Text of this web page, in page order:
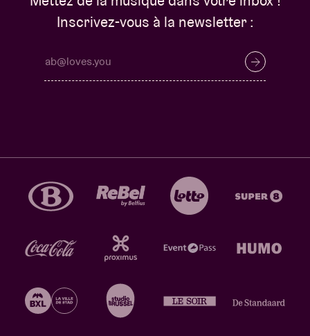
Inscrivez-vous à la newsletter :